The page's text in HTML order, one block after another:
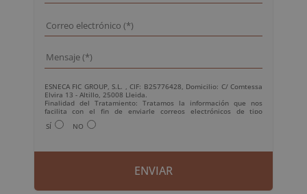
ESNECA FIC GROUP, S.L. , CIF: B25776428, Domicilio: C/ Comtessa
Elvira 13 - Altillo, 25008 Lleida.
Finalidad del Tratamiento: Tratamos la información que nos
facilita con el fin de enviarle correos electrónicos de tipo
comercial relacionado con los productos ofrecidos y otros tipo de
productos que fueran de su interés.
suficientemente, dirigiéndose a la dirección
Para más información consulte nuestra Política de Privacidad.
Desea recibir información comercial (vía telefónica y/o email):
SÍ NO